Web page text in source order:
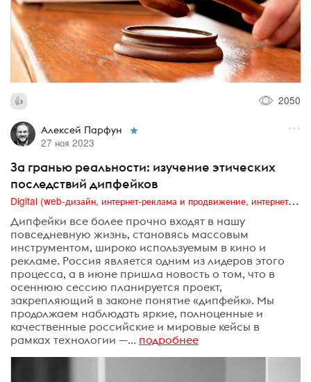
2050
Алексей Парфун
27 ноя 2023
За гранью реальности: изучение этических
последствий дипфейков
Digital (web-дизайн, интернет-реклама и продвижение, интернет-сообщества и блоги, интернет-коммуникации, мобильный маркетинг, реклама на цифровых экранах)
Дипфейки все более прочно входят в нашу
повседневную жизнь, становясь массовым
инструментом, широко используемым в кино и
рекламе. Россия является одним из лидеров этого
процесса, а в июне пришла новость о том, что в
осеннюю сессию планируется проект,
закрепляющий в законе понятие «дипфейк». Мы
продолжаем наблюдать яркие, полноценные и
качественные российские и мировые кейсы в
рамках технологии —... подробнее